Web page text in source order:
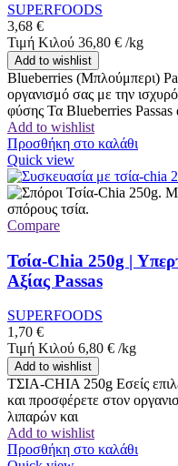
SUPERFOODS
3,68 €
Τιμή Κιλού 36,80 € /kg
Add to wishlist
Blueberries (Μπλούμπερι)
οργανισμό σας με την
φύσης Τα Blueberries Passas
Add to wishlist
Προσθήκη στο καλάθι
Quick view
Compare
Τσία-Chia 250g |
Αξίας Passas
SUPERFOODS
1,70 €
Τιμή Κιλού 6,80 € /kg
Add to wishlist
ΤΣΙΑ-CHIA 250g Εσείς
και προσφέρετε στον
λιπαρών και
Add to wishlist
Προσθήκη στο καλάθι